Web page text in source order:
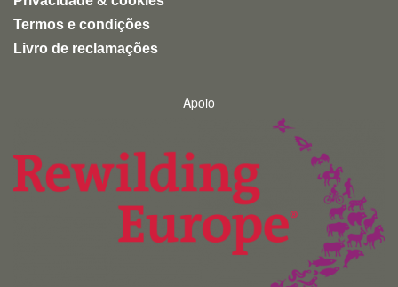
Termos e condições
Livro de reclamações
Apoio